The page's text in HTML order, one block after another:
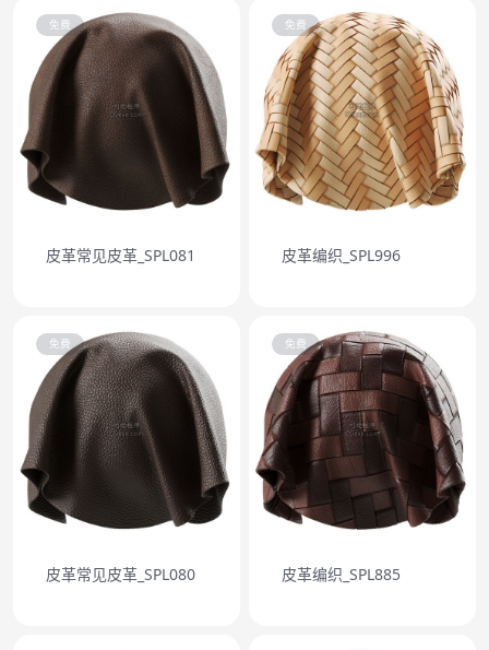
免费
皮革常见皮革_SPL081
免费
皮革编织_SPL996
免费
皮革常见皮革_SPL080
免费
皮革编织_SPL885